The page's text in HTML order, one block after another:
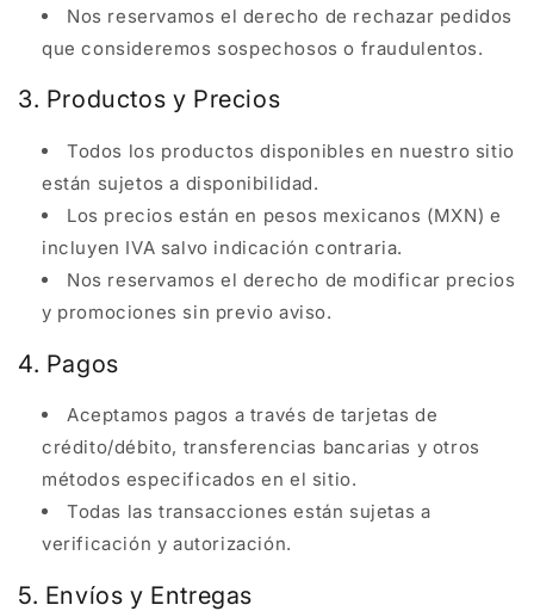
Nos reservamos el derecho de rechazar pedidos
que consideremos sospechosos o fraudulentos.
3. Productos y Precios
Todos los productos disponibles en nuestro sitio
están sujetos a disponibilidad.
Los precios están en pesos mexicanos (MXN) e
incluyen IVA salvo indicación contraria.
Nos reservamos el derecho de modificar precios
y promociones sin previo aviso.
4. Pagos
Aceptamos pagos a través de tarjetas de
crédito/débito, transferencias bancarias y otros
métodos especificados en el sitio.
Todas las transacciones están sujetas a
verificación y autorización.
5. Envíos y Entregas